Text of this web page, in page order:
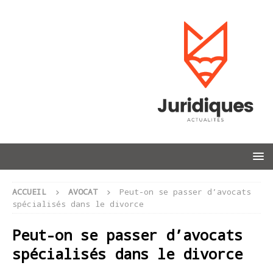
ACCUEIL AVOCAT
Peut-on se passer d’avocats
spécialisés dans le divorce
Peut-on se passer d’avocats
spécialisés dans le divorce